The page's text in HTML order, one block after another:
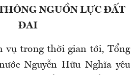
NGUỒN LỰC ĐẤT
ĐAI
vụ trong thời gian tới,Tổng
Nguyễn Hữu Nghĩa yêu